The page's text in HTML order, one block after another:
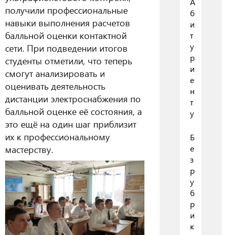
получили профессиональные
навыки выполнения расчетов
балльной оценки контактной
сети. При подведении итогов
студенты отметили, что теперь
смогут анализировать и
оценивать деятельность
дистанции электроснабжения по
балльной оценке её состояния, а
это ещё на один шаг приблизит
их к профессиональному
мастерству.
б
и
т
у
р
и
е
н
т
у
Б
е
з
р
у
б
р
и
к